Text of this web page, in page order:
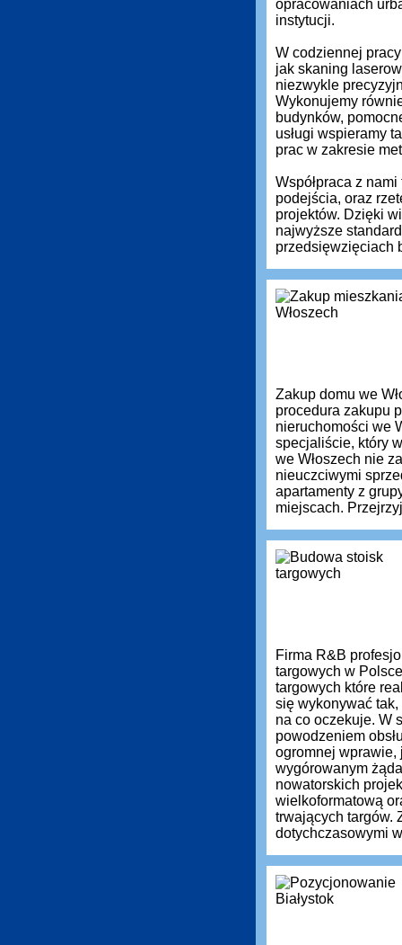
opracowaniach
instytucji.
W codziennej
jak skaning
niezwykle
Wykonujemy
budynków,
usługi wspieramy
prac w zakresie
Współpraca z
podejścia, oraz
projektów. Dzięki
najwyższe
przedsięwzięciach
Zakup domu we
procedura zakupu
nieruchomości we
specjaliście, który
we Włoszech nie
nieuczciwymi
apartamenty z
miejscach.
Firma R&B
targowych w
targowych które
się wykonywać tak,
na co oczekuje. W
powodzeniem
ogromnej wprawie,
wygórowanym
nowatorskich
wielkoformatową
trwających targów.
dotychczasowymi